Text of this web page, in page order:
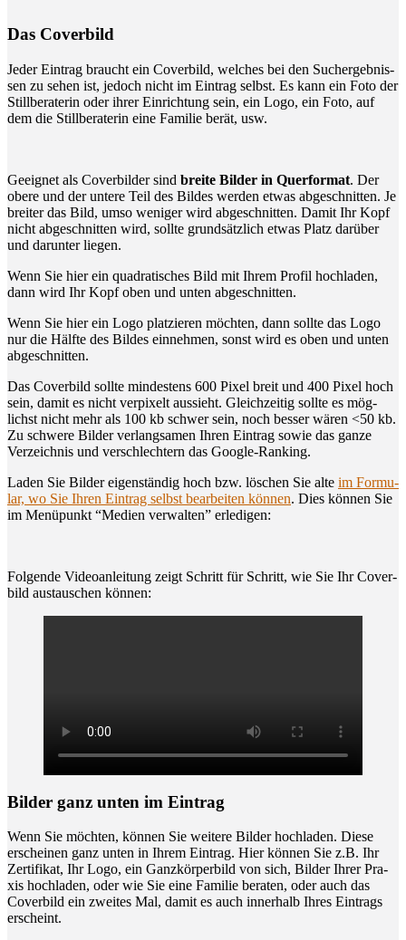
Das Cover­bild
Jeder Ein­trag braucht ein Cover­bild, wel­ches bei den Such­ergeb­nis­
sen zu sehen ist, jedoch nicht im Ein­trag selbst. Es kann ein Foto der
Still­be­ra­te­rin oder ihrer Ein­rich­tung sein, ein Logo, ein Foto, auf
dem die Still­be­ra­te­rin eine Fami­lie berät, usw.
Geeig­net als Cover­bil­der sind brei­te Bil­der in Quer­for­mat. Der
obe­re und der unte­re Teil des Bil­des wer­den etwas abge­schnit­ten. Je
brei­ter das Bild, umso weni­ger wird abge­schnit­ten. Damit Ihr Kopf
nicht abge­schnit­ten wird, soll­te grund­sätz­lich etwas Platz dar­über
und dar­un­ter liegen.
Wenn Sie hier ein qua­dra­ti­sches Bild mit Ihrem Pro­fil hoch­la­den,
dann wird Ihr Kopf oben und unten abgeschnitten.
Wenn Sie hier ein Logo plat­zie­ren möch­ten, dann soll­te das Logo
nur die Hälf­te des Bil­des ein­neh­men, sonst wird es oben und unten
abgeschnitten.
Das Cover­bild soll­te min­des­tens 600 Pixel breit und 400 Pixel hoch
sein, damit es nicht ver­pi­xelt aus­sieht. Gleich­zei­tig soll­te es mög­
lichst nicht mehr als 100 kb schwer sein, noch bes­ser wären <50 kb.
Zu schwe­re Bil­der ver­lang­sa­men Ihren Ein­trag sowie das gan­ze
Ver­zeich­nis und ver­schlech­tern das Google-Ranking.
Laden Sie Bil­der eigen­stän­dig hoch bzw. löschen Sie alte im For­mu­
lar, wo Sie Ihren Ein­trag selbst bear­bei­ten kön­nen. Dies kön­nen Sie
im Menü­punkt “Medi­en ver­wal­ten” erledigen:
Fol­gen­de Video­an­lei­tung zeigt Schritt für Schritt, wie Sie Ihr Cover­
bild aus­tau­schen können:
Bil­der ganz unten im Eintrag
Wenn Sie möch­ten, kön­nen Sie wei­te­re Bil­der hoch­la­den. Die­se
erschei­nen ganz unten in Ihrem Ein­trag. Hier kön­nen Sie z.B. Ihr
Zer­ti­fi­kat, Ihr Logo, ein Ganz­kör­per­bild von sich, Bil­der Ihrer Pra­
xis hoch­la­den, oder wie Sie eine Fami­lie bera­ten, oder auch das
Cover­bild ein zwei­tes Mal, damit es auch inner­halb Ihres Ein­trags
erscheint.